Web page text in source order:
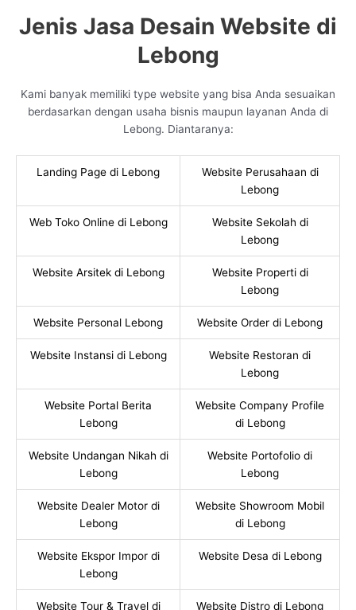
Jenis Jasa Desain Website di
Lebong
Kami banyak memiliki type website yang bisa Anda sesuaikan
berdasarkan dengan usaha bisnis maupun layanan Anda di
Lebong. Diantaranya:
Landing Page di Lebong
Website Perusahaan di
Lebong
Web Toko Online di Lebong
Website Sekolah di
Lebong
Website Arsitek di Lebong
Website Properti di
Lebong
Website Personal Lebong Website Order di Lebong
Website Instansi di Lebong
Website Restoran di
Lebong
Website Portal Berita
Lebong
Website Company Profile
di Lebong
Website Undangan Nikah di
Lebong
Website Portofolio di
Lebong
Website Dealer Motor di
Lebong
Website Showroom Mobil
di Lebong
Website Ekspor Impor di
Lebong
Website Desa di Lebong
Website Tour & Travel di Website Distro di Lebong